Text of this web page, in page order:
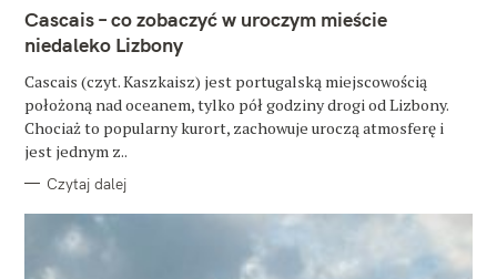
T
E
G
O
I
E
Cascais – co zobaczyć w uroczym mieście
niedaleko Lizbony
Cascais (czyt. Kaszkaisz) jest portugalską miejscowością
położoną nad oceanem, tylko pół godziny drogi od Lizbony.
Chociaż to popularny kurort, zachowuje uroczą atmosferę i
jest jednym z..
Czytaj dalej